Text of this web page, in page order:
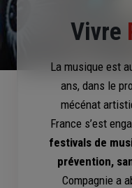
Vivre
La musique est
ans, dans le
mécénat
France s’est
festivals de
prévention,
Compagnie a